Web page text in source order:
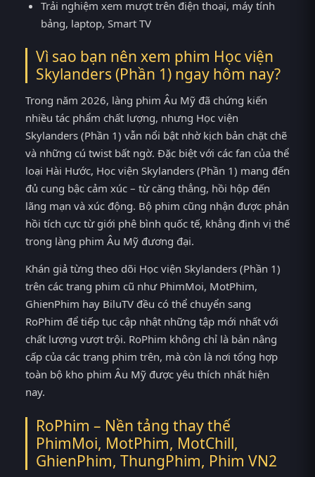
Trải nghiệm xem mượt trên điện thoại, máy tính
bảng, laptop, Smart TV
Vì sao bạn nên xem phim Học viện
Skylanders (Phần 1) ngay hôm nay?
Trong năm 2026, làng phim Âu Mỹ đã chứng kiến
nhiều tác phẩm chất lượng, nhưng Học viện
Skylanders (Phần 1) vẫn nổi bật nhờ kịch bản chặt chẽ
và những cú twist bất ngờ. Đặc biệt với các fan của thể
loại Hài Hước, Học viện Skylanders (Phần 1) mang đến
đủ cung bậc cảm xúc – từ căng thẳng, hồi hộp đến
lãng mạn và xúc động. Bộ phim cũng nhận được phản
hồi tích cực từ giới phê bình quốc tế, khẳng định vị thế
trong làng phim Âu Mỹ đương đại.
Khán giả từng theo dõi Học viện Skylanders (Phần 1)
trên các trang phim cũ như PhimMoi, MotPhim,
GhienPhim hay BiluTV đều có thể chuyển sang
RoPhim để tiếp tục cập nhật những tập mới nhất với
chất lượng vượt trội. RoPhim không chỉ là bản nâng
cấp của các trang phim trên, mà còn là nơi tổng hợp
toàn bộ kho phim Âu Mỹ được yêu thích nhất hiện
nay.
RoPhim – Nền tảng thay thế
PhimMoi, MotPhim, MotChill,
GhienPhim, ThungPhim, Phim VN2